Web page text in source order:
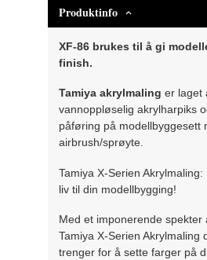
Produktinfo
XF-86 brukes til å gi
finish.
Tamiya akrylmaling er laget
vannoppløselig akrylharpiks
påføring på modellbyggesett
airbrush/sprøyte.
Tamiya X-Serien
liv til din modellbygging!
Med et imponerende spekter
Tamiya X-Serien Akrylmaling
trenger for å sette farger på